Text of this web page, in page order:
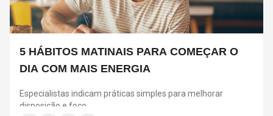
5 HÁBITOS MATINAIS PARA COMEÇAR O
DIA COM MAIS ENERGIA
Especialistas indicam práticas simples para melhorar
disposição e foco